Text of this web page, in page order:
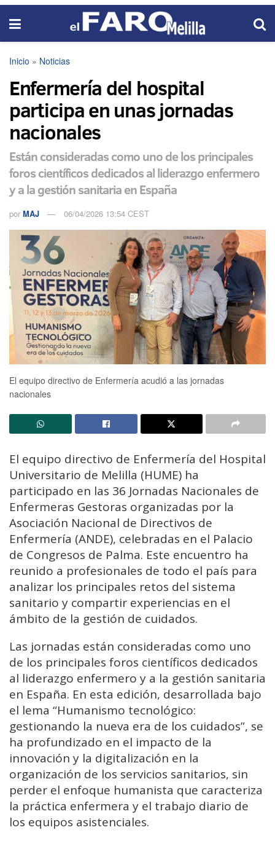
Inicio » Noticias
Enfermería del hospital
participa en unas jornadas
nacionales
Están consideradas como uno de los principales
foros científicos dedicados al liderazgo enfermero
y a la gestión sanitaria en España
por MAJ 06/04/2026 13:54 CEST
El equipo directivo de Enfermería acudió a las jornadas
nacionales
El equipo directivo de Enfermería del Hospital
Universitario de Melilla (HUME) ha
participado en las 36 Jornadas Nacionales de
Enfermeras Gestoras organizadas por la
Asociación Nacional de Directivos de
Enfermería (ANDE), celebradas en el Palacio
de Congresos de Palma. Este encuentro ha
reunido a profesionales de todo el país para
analizar los principales retos del sistema
sanitario y compartir experiencias en el
ámbito de la gestión de cuidados.
Las jornadas están consideradas como uno
de los principales foros científicos dedicados
al liderazgo enfermero y a la gestión sanitaria
en España. En esta edición, desarrollada bajo
el lema “Humanismo tecnológico:
gestionando la nueva era de los cuidados”, se
ha profundizado en el impacto de la
innovación y la digitalización en la
organización de los servicios sanitarios, sin
perder el enfoque humanista que caracteriza
la práctica enfermera y el trabajo diario de
los equipos asistenciales.